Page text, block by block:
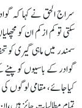
سراج الحق نے کہا کہ
سکتی تو کم ازکم ان کو
سمندر میں ماہی گیری کو
گوادر کے باسیوں کو
کیاجائے، مقامی لوگوں کی